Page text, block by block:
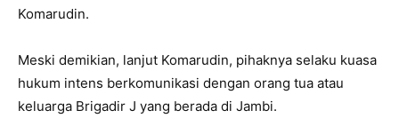
Komarudin.
Meski demikian, lanjut Komarudin, pihaknya selaku kuasa
hukum intens berkomunikasi dengan orang tua atau
keluarga Brigadir J yang berada di Jambi.